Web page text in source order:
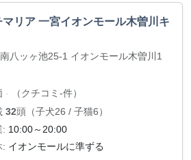
リア 一宮イオンモール木曽川キ
八ッヶ池25-1 イオンモール木曽川1
-
（クチコミ-件）
32頭（子犬26 / 子猫6）
: 10:00～20:00
: イオンモールに準ずる